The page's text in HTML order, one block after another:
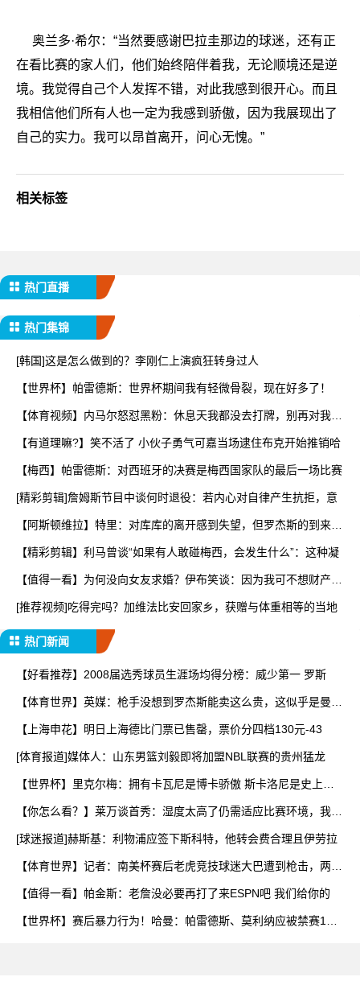
奥兰多·希尔：“当然要感谢巴拉圭那边的球迷，还有正
在看比赛的家人们，他们始终陪伴着我，无论顺境还是逆
境。我觉得自己个人发挥不错，对此我感到很开心。而且
我相信他们所有人也一定为我感到骄傲，因为我展现出了
自己的实力。我可以昂首离开，问心无愧。”
相关标签
热门直播
热门集锦
[韩国]这是怎么做到的？李刚仁上演疯狂转身过人
【世界杯】帕雷德斯：世界杯期间我有轻微骨裂，现在好多了！
【体育视频】内马尔怒怼黑粉：休息天我都没去打牌，别再对我指
【有道理嘛?】笑不活了 小伙子勇气可嘉当场逮住布克开始推销哈
【梅西】帕雷德斯：对西班牙的决赛是梅西国家队的最后一场比赛
[精彩剪辑]詹姆斯节目中谈何时退役：若内心对自律产生抗拒，意
【阿斯顿维拉】特里：对库库的离开感到失望，但罗杰斯的到来又
【精彩剪辑】利马曾谈“如果有人敢碰梅西，会发生什么”：这种凝
【值得一看】为何没向女友求婚？伊布笑谈：因为我可不想财产被
[推荐视频]吃得完吗？加维法比安回家乡，获赠与体重相等的当地
热门新闻
【好看推荐】2008届选秀球员生涯场均得分榜：威少第一 罗斯
【体育世界】英媒：枪手没想到罗杰斯能卖这么贵，这似乎是曼城
【上海申花】明日上海德比门票已售罄，票价分四档130元-43
[体育报道]媒体人：山东男篮刘毅即将加盟NBL联赛的贵州猛龙
【世界杯】里克尔梅：拥有卡瓦尼是博卡骄傲 斯卡洛尼是史上最
【你怎么看？】莱万谈首秀：湿度太高了仍需适应比赛环境，我还
[球迷报道]赫斯基：利物浦应签下斯科特，他转会费合理且伊劳拉
【体育世界】记者：南美杯赛后老虎竞技球迷大巴遭到枪击，两人
【值得一看】帕金斯：老詹没必要再打了来ESPN吧 我们给你的
【世界杯】赛后暴力行为！哈曼：帕雷德斯、莫利纳应被禁赛1